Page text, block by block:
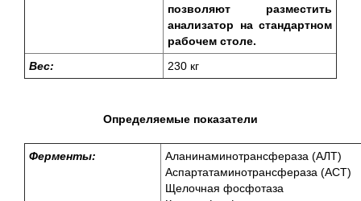
позволяют разместить
анализатор на стандартном
рабочем столе.
Вес:
230 кг
Определяемые показатели
Ферменты:
Аланинаминотрансфераза (АЛТ)
Аспартатаминотрансфераза (АСТ)
Щелочная фосфотаза